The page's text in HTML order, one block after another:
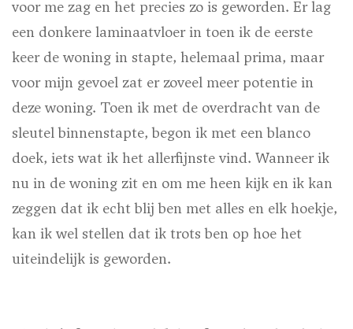
voor me zag en het precies zo is geworden. Er lag
een donkere laminaatvloer in toen ik de eerste
keer de woning in stapte, helemaal prima, maar
voor mijn gevoel zat er zoveel meer potentie in
deze woning. Toen ik met de overdracht van de
sleutel binnenstapte, begon ik met een blanco
doek, iets wat ik het allerfijnste vind. Wanneer ik
nu in de woning zit en om me heen kijk en ik kan
zeggen dat ik echt blij ben met alles en elk hoekje,
kan ik wel stellen dat ik trots ben op hoe het
uiteindelijk is geworden.